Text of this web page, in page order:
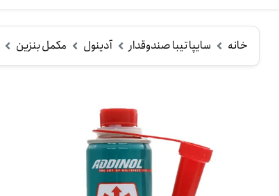
خانه سایپا تیبا صندوقدار آدینول مکمل بنزین